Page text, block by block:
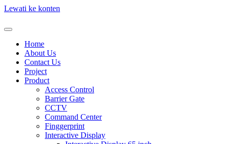
Lewati ke konten
Home
About Us
Contact Us
Project
Product
Access Control
Barrier Gate
CCTV
Command Center
Finggerprint
Interactive Display